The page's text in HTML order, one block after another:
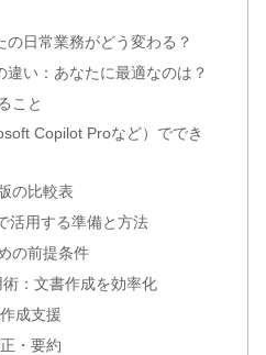
日常業務がどう変わる？
い：あなたに最適なのは？
こと
Copilot Proなど）ででき
の比較表
活用する準備と方法
の前提条件
：文書作成を効率化
成支援
・要約